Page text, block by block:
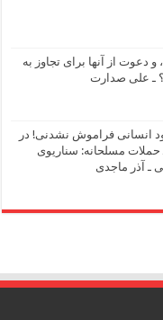
دعوت از آنها برای تجاوز به
ـ علی صدارت
ماجدی: ۱ـ در یاد بود انسانی فراموش نشدنی! در
منصور حکمت (ژوبین) ، ۲ ـ حملات مسلحانه: سناریوی
ـ آذر ماجدی